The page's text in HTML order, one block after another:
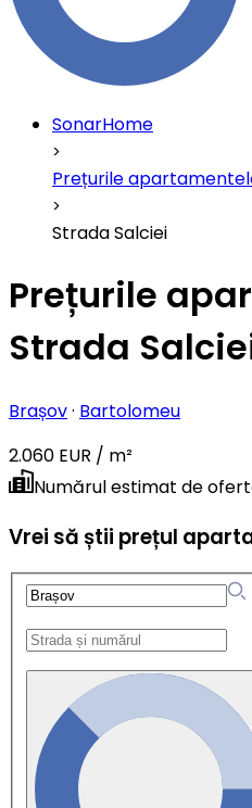
SonarHome
Prețurile
Strada Salciei
Prețurile
Strada
Brașov· Bartolomeu
2.060 EUR / m²
Numărul estimat de
Vrei să știi prețul